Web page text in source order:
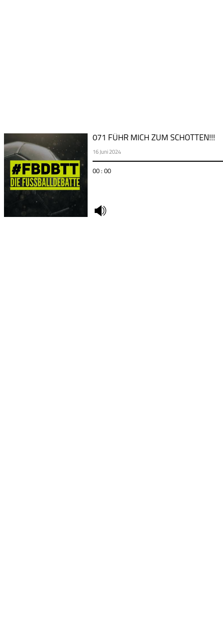
071 FÜHR MICH ZUM SCHOTTEN!!!
16 Juni 2024
00 : 00